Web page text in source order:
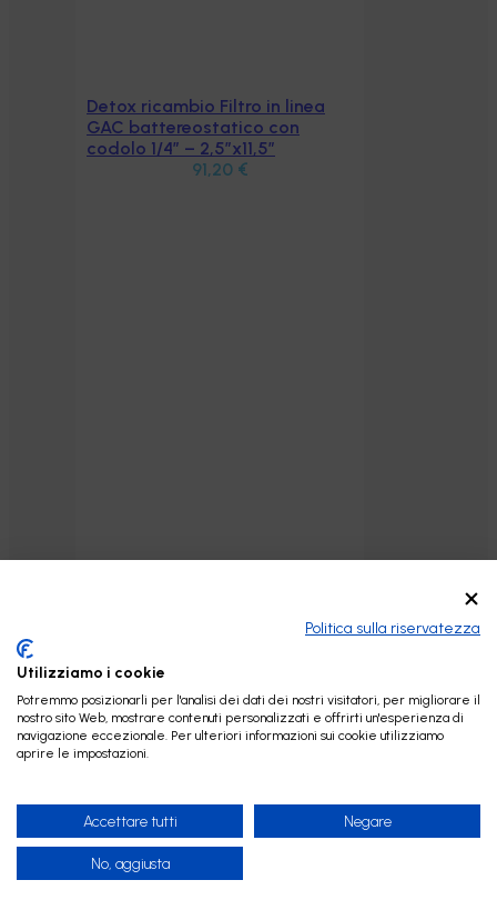
Aggiungi al carrello
Detox ricambio Filtro in linea
GAC battereostatico con
codolo 1/4″ – 2,5″x11,5″
91,20 €
Politica sulla riservatezza
Utilizziamo i cookie
Potremmo posizionarli per l'analisi dei dati dei nostri visitatori, per migliorare il
nostro sito Web, mostrare contenuti personalizzati e offrirti un'esperienza di
navigazione eccezionale. Per ulteriori informazioni sui cookie utilizziamo
aprire le impostazioni.
Accettare tutti Negare
No, aggiusta